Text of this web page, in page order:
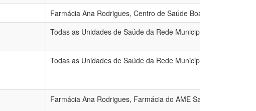
Farmácia Ana Rodrigues, Centro de Saúde Boa Vista,
Todas as Unidades de Saúde da Rede Municipal
Todas as Unidades de Saúde da Rede Municipal
Farmácia Ana Rodrigues, Farmácia do AME Saúde da Mulher,